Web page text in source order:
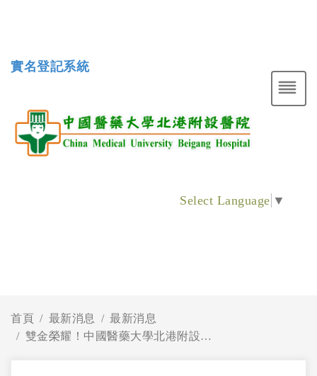
實名登記系統
Select Language ▼
首頁 最新消息
最新消息
雙金榮耀！中國醫藥大學北港附設醫院深耕偏鄉醫療與數位平權，獲亞太暨臺灣永續行動獎(APSAA & TSAA)雙料金獎